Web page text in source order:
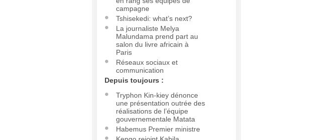
campagne
Tshisekedi: what’s next?
La journaliste Melya
Malundama prend part au
salon du livre africain à
Paris
Réseaux sociaux et
communication
Depuis toujours :
Tryphon Kin-kiey dénonce
une présentation outrée des
réalisations de l’équipe
gouvernementale Matata
Habemus Premier ministre